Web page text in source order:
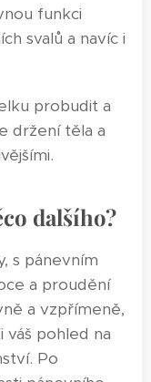
funkci
svalů a navíc i
probudit a
držení těla a
dalšího?
s pánevním
a proudění
a vzpřímeně,
váš pohled na
Po